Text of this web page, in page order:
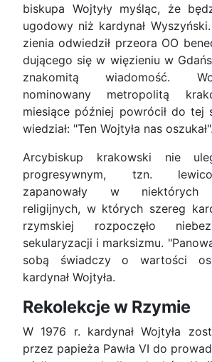
biskupa Wojtyły myśląc, że
ugodowy niż kardynał
zienia odwiedził przeora OO
dującego się w więzieniu w
znakomitą wiadomość.
nominowany metropolitą
miesiące później powrócił do
wiedział: "Ten Woj­tyła nas oszukał".
Arcybiskup krakowski nie
progresywnym, tzn.
zapanowały w niektórych
religijnych, w których szereg
rzymskiej rozpoczęło
sekularyzacji i marksizmu.
sobą świadczy o wartości
kardynał Wojtyła.
Rekolekcje w Rzymie
W 1976 r. kardynał Wojtyła
przez papieża Pawła VI do